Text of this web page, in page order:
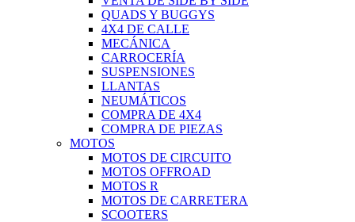
QUADS Y BUGGYS
4X4 DE CALLE
MECÁNICA
CARROCERÍA
SUSPENSIONES
LLANTAS
NEUMÁTICOS
COMPRA DE 4X4
COMPRA DE PIEZAS
MOTOS
MOTOS DE CIRCUITO
MOTOS OFFROAD
MOTOS R
MOTOS DE CARRETERA
SCOOTERS